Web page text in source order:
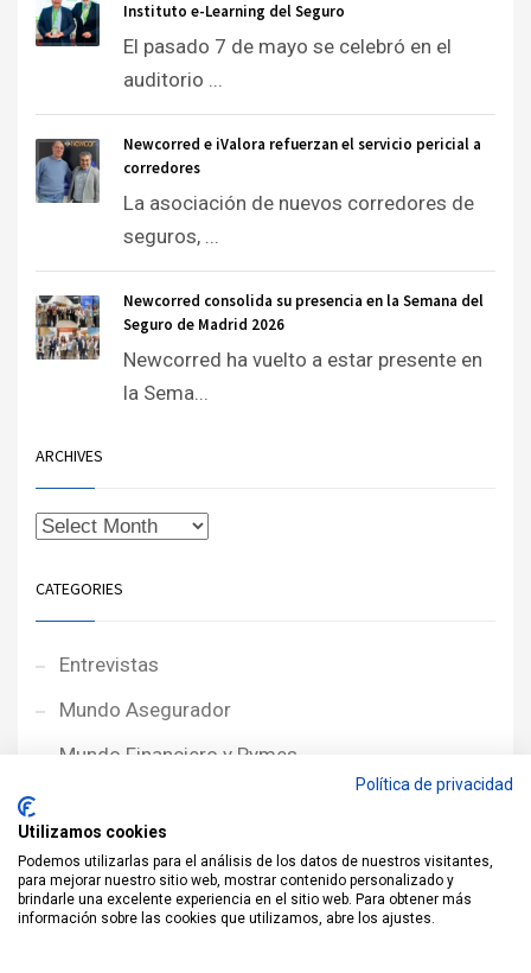
Instituto e-Learning del Seguro
El pasado 7 de mayo se celebró en el
auditorio ...
Newcorred e iValora refuerzan el servicio pericial a
corredores
La asociación de nuevos corredores de
seguros, ...
Newcorred consolida su presencia en la Semana del
Seguro de Madrid 2026
Newcorred ha vuelto a estar presente en
la Sema...
ARCHIVES
CATEGORIES
Entrevistas
Mundo Asegurador
Mundo Financiero y Pymes
Noticias NewcorRED
Protagonistas
Política de privacidad
Utilizamos cookies
Podemos utilizarlas para el análisis de los datos de nuestros visitantes,
para mejorar nuestro sitio web, mostrar contenido personalizado y
brindarle una excelente experiencia en el sitio web. Para obtener más
información sobre las cookies que utilizamos, abre los ajustes.